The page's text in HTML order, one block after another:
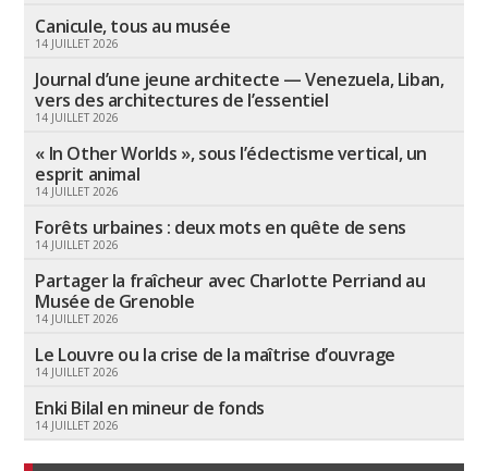
Canicule, tous au musée
14 JUILLET 2026
Journal d’une jeune architecte — Venezuela, Liban,
vers des architectures de l’essentiel
14 JUILLET 2026
« In Other Worlds », sous l’éclectisme vertical, un
esprit animal
14 JUILLET 2026
Forêts urbaines : deux mots en quête de sens
14 JUILLET 2026
Partager la fraîcheur avec Charlotte Perriand au
Musée de Grenoble
14 JUILLET 2026
Le Louvre ou la crise de la maîtrise d’ouvrage
14 JUILLET 2026
Enki Bilal en mineur de fonds
14 JUILLET 2026